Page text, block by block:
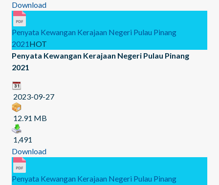
Download
Penyata Kewangan Kerajaan Negeri Pulau Pinang
2021 HOT
Penyata Kewangan Kerajaan Negeri Pulau Pinang
2021
2023-09-27
12.91 MB
1,491
Download
Penyata Kewangan Kerajaan Negeri Pulau Pinang